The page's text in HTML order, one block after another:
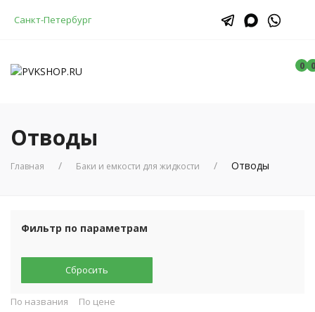
Санкт-Петербург
0 0
0
Отводы
Главная Баки и емкости для жидкости Отводы
Фильтр по параметрам
Сбросить
По названия По цене